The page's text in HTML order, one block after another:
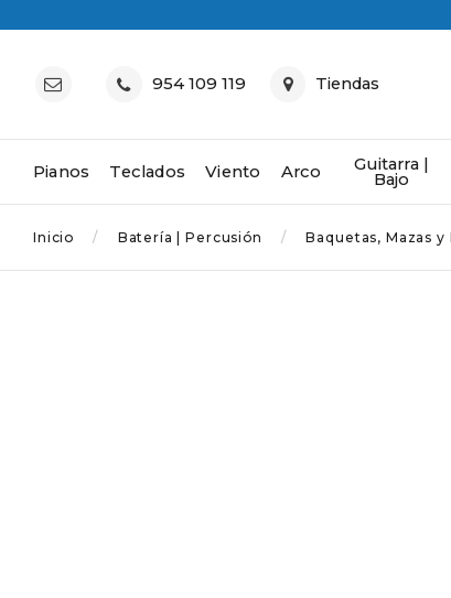
954 109 119 Tiendas
Pianos Teclados Viento Arco Guitarra |
Bajo
Inicio Batería | Percusión Baquetas, Mazas y